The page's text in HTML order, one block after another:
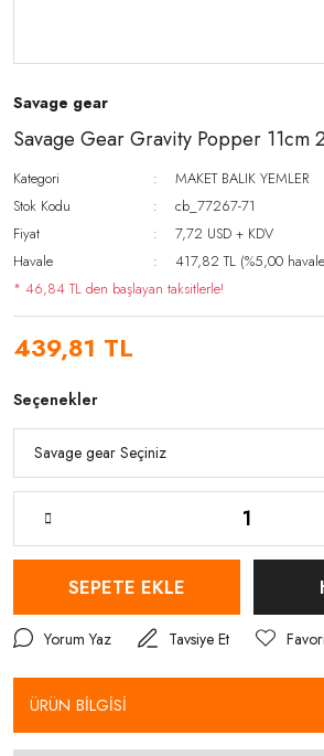
Savage gear
Savage Gear Gravity Popper 11cm
Kategori
MAKET BALIK YEMLER
Stok Kodu
cb_77267-71
Fiyat
7,72 USD + KDV
Havale
417,82 TL (%5,00
* 46,84 TL den başlayan taksitlerle!
439,81 TL
Seçenekler
SEPETE EKLE
Yorum Yaz Tavsiye Et
ÜRÜN BİLGİSİ